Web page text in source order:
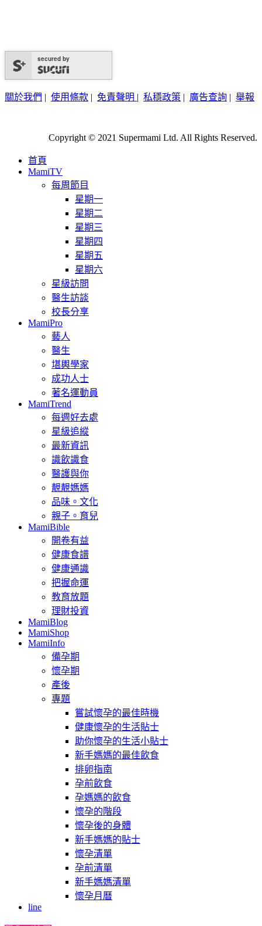
secured by
關於我們 | 使用條款 | 免責聲明 | 私穩政策 | 廣告查詢 | 舉報
Copyright © 2021 Supermami Ltd. All Rights Reserved.
首頁
MamiTV
每周節目
星期一
星期二
星期三
星期四
星期五
星期六
星級訪問
醫生訪談
校長分享
MamiPro
藝人
醫生
堪輿學家
成功人士
著名運動員
MamiTrend
每週好去處
星級追縱
最新資訊
識飲識食
醫護與你
靚靚媽媽
品味。文化
親子。育兒
MamiBible
開卷有益
健康食譜
健康通識
把握命運
教育放題
理財投資
MamiBlog
MamiShop
MamiInfo
備孕期
懷孕期
產後
專題
嘗試懷孕的最佳時機
健康懷孕的生活貼士
助你懷孕的生活小貼士
新手媽媽的最佳飲食
排卵指南
孕前飲食
孕媽媽的飲食
懷孕的階段
懷孕後的身體
新手媽媽的貼士
懷孕清單
孕前清單
新手媽媽清單
懷孕月曆
line